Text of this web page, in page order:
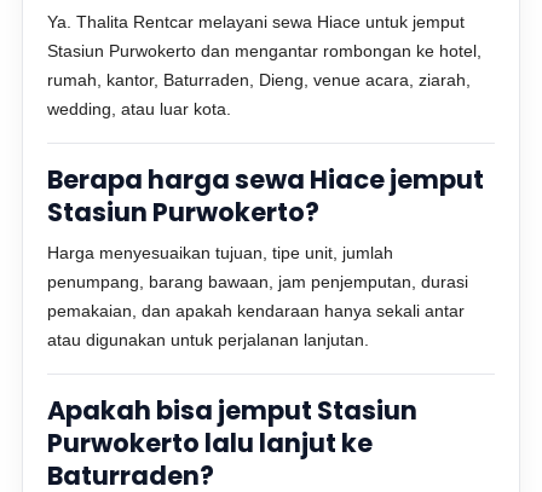
Ya. Thalita Rentcar melayani sewa Hiace untuk jemput
Stasiun Purwokerto dan mengantar rombongan ke hotel,
rumah, kantor, Baturraden, Dieng, venue acara, ziarah,
wedding, atau luar kota.
Berapa harga sewa Hiace jemput
Stasiun Purwokerto?
Harga menyesuaikan tujuan, tipe unit, jumlah
penumpang, barang bawaan, jam penjemputan, durasi
pemakaian, dan apakah kendaraan hanya sekali antar
atau digunakan untuk perjalanan lanjutan.
Apakah bisa jemput Stasiun
Purwokerto lalu lanjut ke
Baturraden?